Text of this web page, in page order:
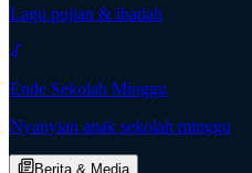
Lagu pujian & ibadah
Ende Sekolah Minggu
Nyanyian anak sekolah minggu
Berita & Media